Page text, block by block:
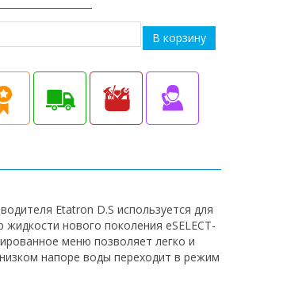
Etatron D.S используется для
нового поколения eSELECT-
меню позволяет легко и
напоре воды переходит в режим